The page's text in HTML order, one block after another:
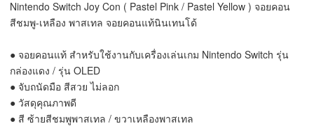
Nintendo Switch Joy Con ( Pastel Pink / Pastel Yellow ) จอยคอน
สีชมพู-เหลือง พาสเทล จอยคอนแท้นินเทนโด้
● จอยคอนแท้ สำหรับใช้งานกับเครื่องเล่นเกม Nintendo Switch รุ่น
กล่องแดง / รุ่น OLED
● จับถนัดมือ สีสวย ไม่ลอก
● วัสดุคุณภาพดี
● สี ซ้ายสีชมพูพาสเทล / ขวาเหลืองพาสเทล